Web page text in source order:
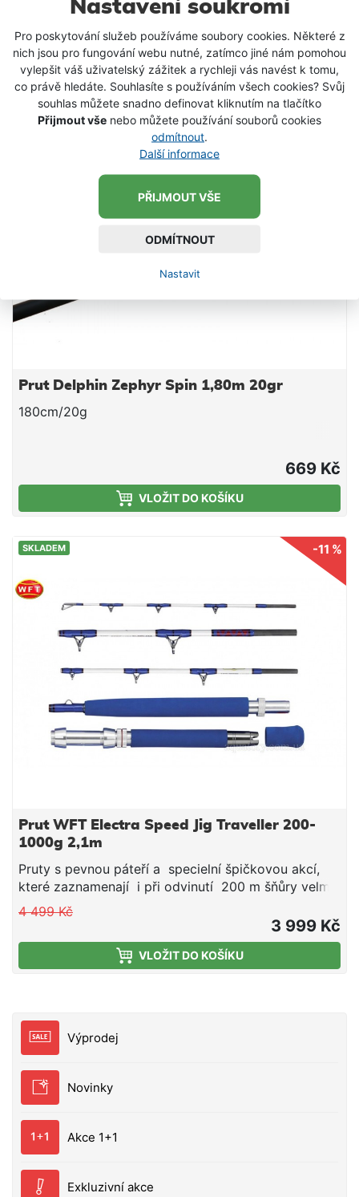
Nastavení soukromí
Pro poskytování služeb používáme soubory cookies. Některé z
nich jsou pro fungování webu nutné, zatímco jiné nám pomohou
vylepšit váš uživatelský zážitek a rychleji vás navést k tomu,
co právě hledáte. Souhlasíte s používáním všech cookies? Svůj
souhlas můžete snadno definovat kliknutím na tlačítko
Přijmout vše nebo můžete používání souborů cookies
odmítnout
Další informace
PŘIJMOUT VŠE
ODMÍTNOUT
Nastavit
Výprodej
Novinky
Akce 1+1
Exkluzivní akce
blank velmi lehký a zárověn velmi odolný, zajištující
zdolávání. Lehký blank s rychlou akcí a měkkou
špičku s reflexním prvkem zajistí detekci i jemných a
opatrných záběrů a tuhá páteř prutu zaručí kvalitní a
pevný zásek a bezpěčné zdolání i velkých ryb.
Robustní a kvalitní sedlo navijáku je
opatřenoelegantní dřevěnou rukojetí. Perfetkní
varianta pro lov štik, sumců a candátů nebo mořský
Transportní délka: 123 cm Hmotnost: 150 g Počet
od1 399 Kč
DETAIL PRODUKTU
Prut Delphin Zephyr Spin 1,80m 20gr
180cm/20g
669 Kč
VLOŽIT DO KOŠÍKU
SKLADEM -11 %
Prut WFT Electra Speed Jig Traveller 200-
1000g 2,1m
Pruty s pevnou páteří a specielní špičkovou akcí,
které zaznamenají i při odvinutí 200 m šňůry velmi
jemné záběry. Pevný uhlíkový blank je osazen
dvoupatkovými , dvojitě vyvázanými očky LTC,
vystužené specielním epoxidem, z jednoho kusu
vyfrézovaným hliníkovým držákem a křížovou
koncovkou na rukojeti pro nasazení na bojový pás.
zátěž 200-1000g Počet dílů 5 Přepravní délka 48cm
Hmotnost 530g
4 499 Kč
3 999 Kč
VLOŽIT DO KOŠÍKU